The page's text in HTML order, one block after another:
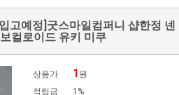
고예정]굿스마일컴퍼니 샵한정 넨
컬로이드 유키 미쿠
상품가 1 원
적립금
1%